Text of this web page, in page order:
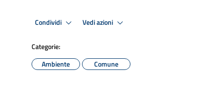
Condividi Vedi azioni
Categorie:
Ambiente
Comune